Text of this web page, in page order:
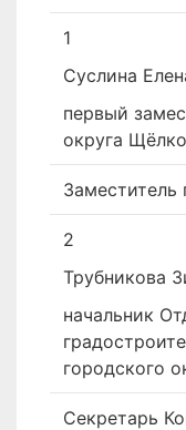
1
Суслина
первый
округа
Заместитель
2
Трубникова
начальник
городского
Секретарь